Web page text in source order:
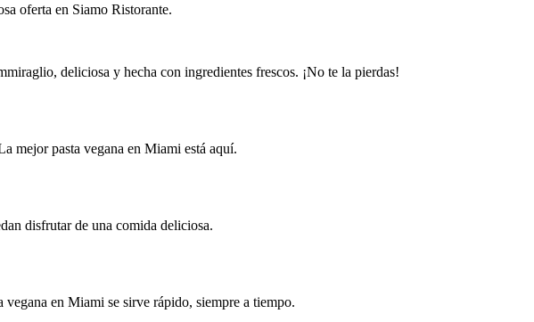
oferta en Siamo Ristorante.
deliciosa y hecha con ingredientes frescos. ¡No te la pierdas!
mejor pasta vegana en Miami está aquí.
disfrutar de una comida deliciosa.
vegana en Miami se sirve rápido, siempre a tiempo.